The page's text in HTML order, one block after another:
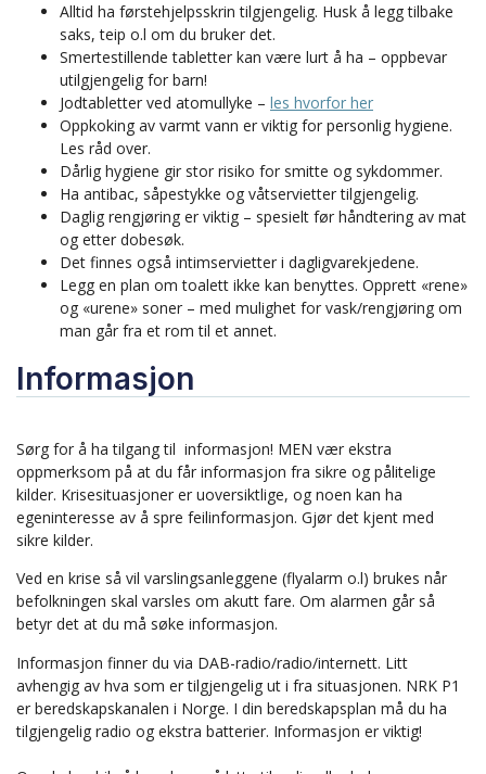
Alltid ha førstehjelpsskrin tilgjengelig. Husk å legg tilbake
saks, teip o.l om du bruker det.
Smertestillende tabletter kan være lurt å ha – oppbevar
utilgjengelig for barn!
Jodtabletter ved atomullyke – les hvorfor her
Oppkoking av varmt vann er viktig for personlig hygiene.
Les råd over.
Dårlig hygiene gir stor risiko for smitte og sykdommer.
Ha antibac, såpestykke og våtservietter tilgjengelig.
Daglig rengjøring er viktig – spesielt før håndtering av mat
og etter dobesøk.
Det finnes også intimservietter i dagligvarekjedene.
Legg en plan om toalett ikke kan benyttes. Opprett «rene»
og «urene» soner – med mulighet for vask/rengjøring om
man går fra et rom til et annet.
Informasjon
Sørg for å ha tilgang til informasjon! MEN vær ekstra
oppmerksom på at du får informasjon fra sikre og pålitelige
kilder. Krisesituasjoner er uoversiktlige, og noen kan ha
egeninteresse av å spre feilinformasjon. Gjør det kjent med
sikre kilder.
Ved en krise så vil varslingsanleggene (flyalarm o.l) brukes når
befolkningen skal varsles om akutt fare. Om alarmen går så
betyr det at du må søke informasjon.
Informasjon finner du via DAB-radio/radio/internett. Litt
avhengig av hva som er tilgjengelig ut i fra situasjonen. NRK P1
er beredskapskanalen i Norge. I din beredskapsplan må du ha
tilgjengelig radio og ekstra batterier. Informasjon er viktig!